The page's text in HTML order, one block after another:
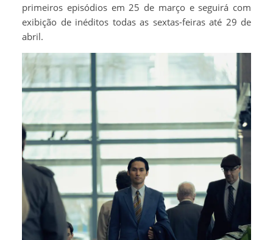
primeiros episódios em 25 de março e seguirá com
exibição de inéditos todas as sextas-feiras até 29 de
abril.